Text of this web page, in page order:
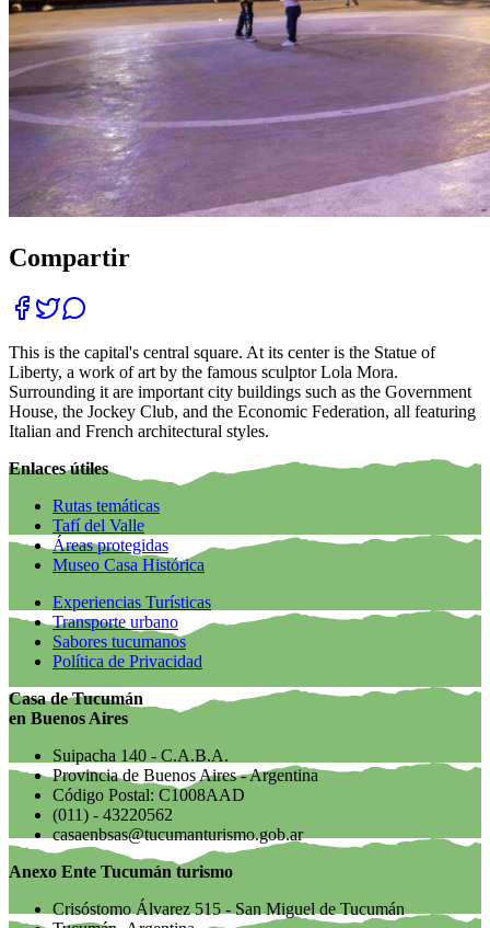
Compartir
This is the capital's central square. At its center is the Statue of
Liberty, a work of art by the famous sculptor Lola Mora.
Surrounding it are important city buildings such as the Government
House, the Jockey Club, and the Economic Federation, all featuring
Italian and French architectural styles.
Enlaces útiles
Rutas temáticas
Tafí del Valle
Áreas protegidas
Museo Casa Histórica
Experiencias Turísticas
Transporte urbano
Sabores tucumanos
Política de Privacidad
Casa de Tucumán
en Buenos Aires
Suipacha 140 - C.A.B.A.
Provincia de Buenos Aires - Argentina
Código Postal: C1008AAD
(011) - 43220562
casaenbsas@tucumanturismo.gob.ar
Anexo Ente Tucumán turismo
Crisóstomo Álvarez 515 - San Miguel de Tucumán